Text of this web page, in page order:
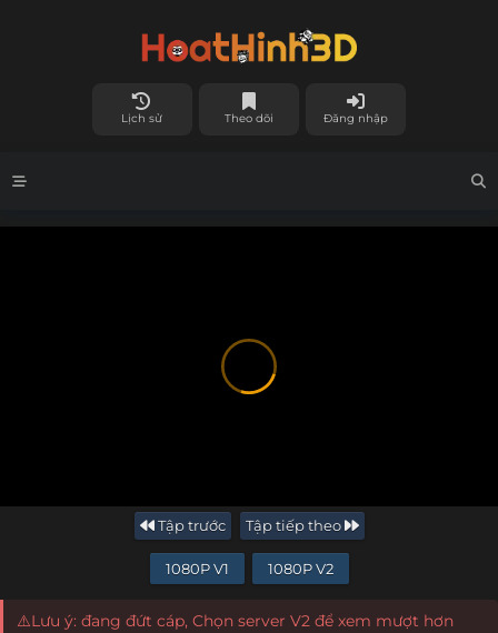
Lịch sử Theo dõi Đăng nhập
Tập trước Tập tiếp theo
1080P V1 1080P V2
⚠️Lưu ý: đang đứt cáp, Chọn server V2 để xem mượt hơn